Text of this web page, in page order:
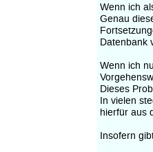
Wenn ich
Genau
Datenbank
Wenn ich
Dieses
In vielen
hierfür aus
Insofern